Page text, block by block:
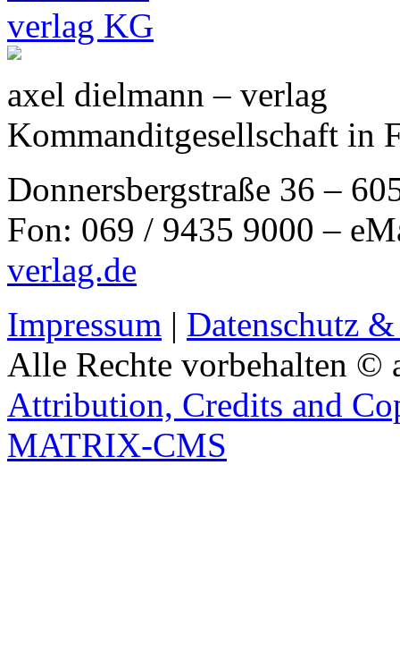
axel dielmann – verlag
Kommanditgesellschaft in
Donnersbergstraße 36 –
Fon: 069 / 9435 9000 –
verlag.de
Impressum | Datenschutz
Alle Rechte vorbehalten ©
Attribution, Credits and
MATRIX-CMS